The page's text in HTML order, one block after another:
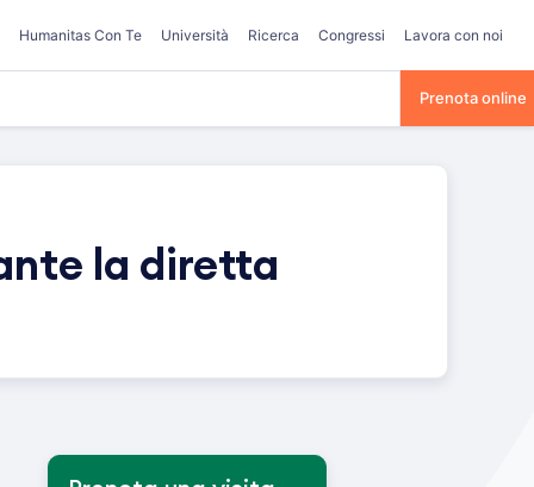
Humanitas Con Te Università Ricerca Congressi Lavora con noi
Prenota online
la diretta